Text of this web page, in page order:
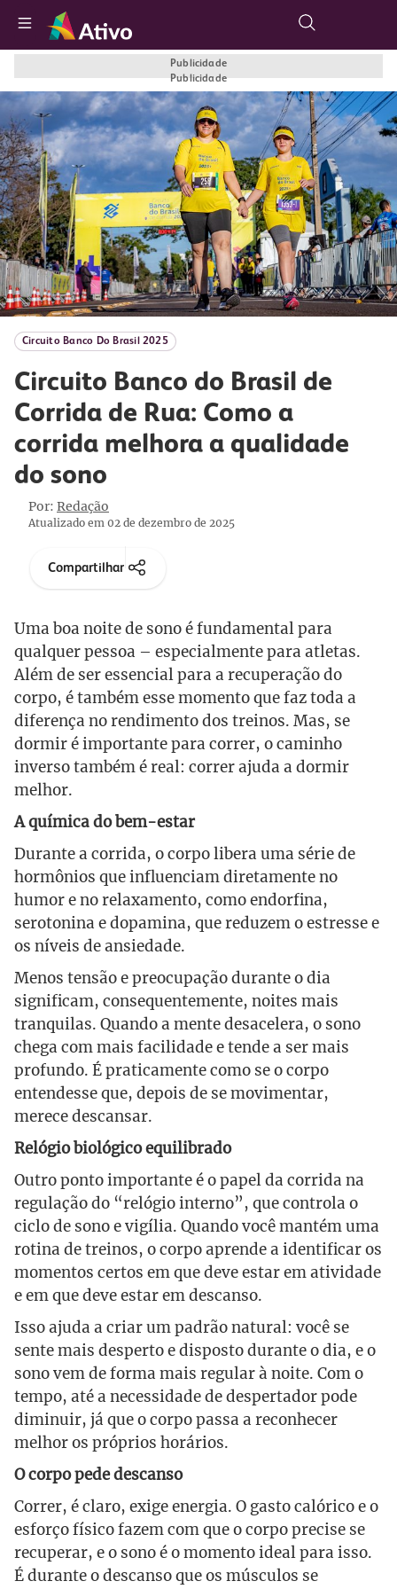
Botão buscar
Publicidade
Publicidade
Circuito Banco Do Brasil 2025
Circuito Banco do Brasil de
Corrida de Rua: Como a
corrida melhora a qualidade
do sono
Por: Redação
Atualizado em 02 de dezembro de 2025
Compartilhar
Uma boa noite de sono é fundamental para
qualquer pessoa – especialmente para atletas.
Além de ser essencial para a recuperação do
corpo, é também esse momento que faz toda a
diferença no rendimento dos treinos. Mas, se
dormir é importante para correr, o caminho
inverso também é real: correr ajuda a dormir
melhor.
A química do bem-estar
Durante a corrida, o corpo libera uma série de
hormônios que influenciam diretamente no
humor e no relaxamento, como endorfina,
serotonina e dopamina, que reduzem o estresse e
os níveis de ansiedade.
Menos tensão e preocupação durante o dia
significam, consequentemente, noites mais
tranquilas. Quando a mente desacelera, o sono
chega com mais facilidade e tende a ser mais
profundo. É praticamente como se o corpo
entendesse que, depois de se movimentar,
merece descansar.
Relógio biológico equilibrado
Outro ponto importante é o papel da corrida na
regulação do “relógio interno”, que controla o
ciclo de sono e vigília. Quando você mantém uma
rotina de treinos, o corpo aprende a identificar os
momentos certos em que deve estar em atividade
e em que deve estar em descanso.
Isso ajuda a criar um padrão natural: você se
sente mais desperto e disposto durante o dia, e o
sono vem de forma mais regular à noite. Com o
tempo, até a necessidade de despertador pode
diminuir, já que o corpo passa a reconhecer
melhor os próprios horários.
O corpo pede descanso
Correr, é claro, exige energia. O gasto calórico e o
esforço físico fazem com que o corpo precise se
recuperar, e o sono é o momento ideal para isso.
É durante o descanso que os músculos se